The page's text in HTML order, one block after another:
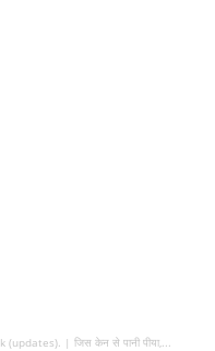
| जिस केन से पानी पीया,...